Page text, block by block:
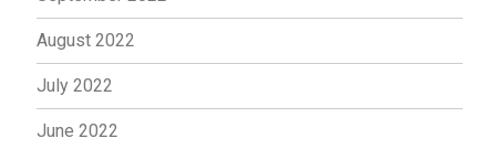
August 2022
July 2022
June 2022